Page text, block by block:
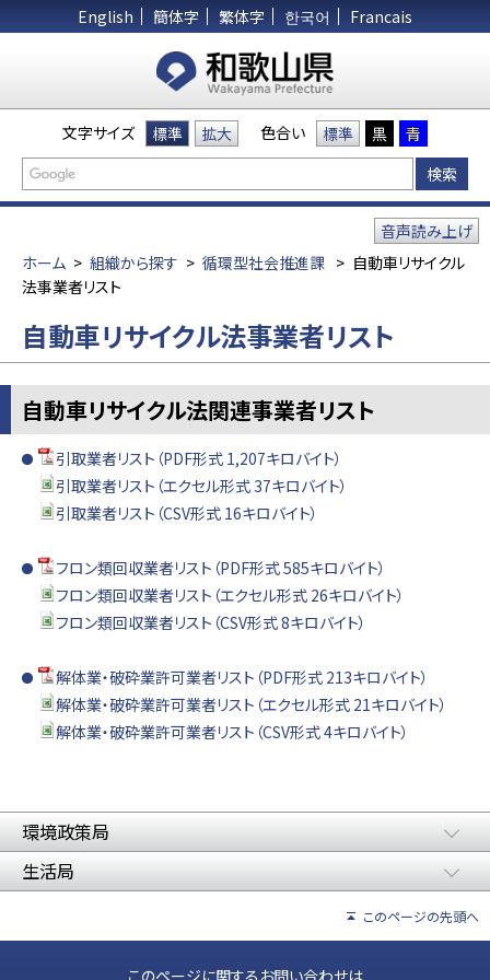
English 簡体字 繁体字 한국어 Francais
文字サイズ 標準 拡大 色合い 標準 黒 青
ホーム > 組織から探す > 循環型社会推進課 > 自動車リサイクル
法事業者リスト
音声読み上げ
自動車リサイクル法事業者リスト
自動車リサイクル法関連事業者リスト
引取業者リスト（PDF形式 1,207キロバイト）
引取業者リスト（エクセル形式 37キロバイト）
引取業者リスト（CSV形式 16キロバイト）
フロン類回収業者リスト（PDF形式 585キロバイト）
フロン類回収業者リスト（エクセル形式 26キロバイト）
フロン類回収業者リスト（CSV形式 8キロバイト）
解体業・破砕業許可業者リスト（PDF形式 213キロバイト）
解体業・破砕業許可業者リスト（エクセル形式 21キロバイト）
解体業・破砕業許可業者リスト（CSV形式 4キロバイト）
環境政策局
生活局
このページの先頭へ
このページに関するお問い合わせは